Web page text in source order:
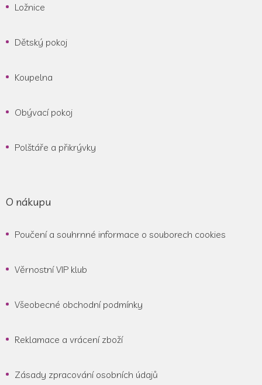
Ložnice
Dětský pokoj
Koupelna
Obývací pokoj
Polštáře a přikrývky
O nákupu
Poučení a souhrnné informace o souborech cookies
Věrnostní VIP klub
Všeobecné obchodní podmínky
Reklamace a vrácení zboží
Zásady zpracování osobních údajů